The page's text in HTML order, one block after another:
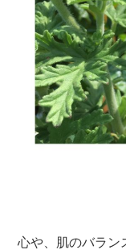
心や、肌のバラン